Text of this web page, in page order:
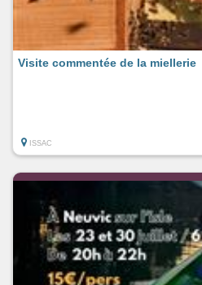
Visite commentée de la miellerie
ISSAC